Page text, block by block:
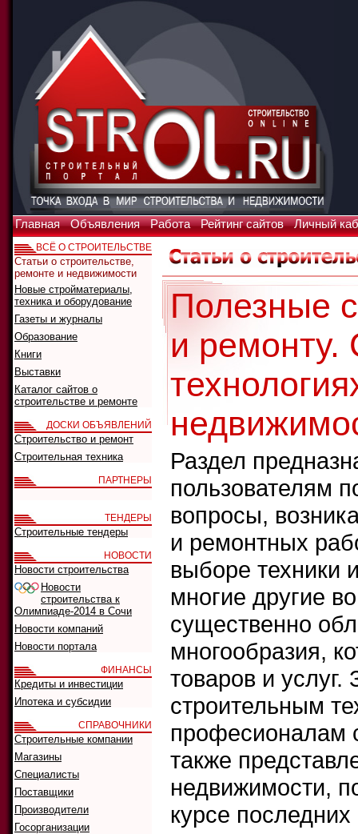
Главная Объявления Работа Рейтинг сайтов Личный
Полезные
и ремонту.
Раздел
пользователям
вопросы,
и ремонтных
выборе
многие другие
существенно
многообразия,
товаров и
строительным
професионалам
также
недвижимости,
курсе
ВСЁ О СТРОИТЕЛЬСТВЕ
Статьи о строительстве,
ремонте и недвижимости
Новые стройматериалы,
техника и оборудование
Газеты и журналы
Образование
Книги
Выставки
Каталог сайтов о
строительстве и ремонте
ДОСКИ ОБЪЯВЛЕНИЙ
Строительство и ремонт
Строительная техника
ПАРТНЕРЫ
ТЕНДЕРЫ
Строительные тендеры
НОВОСТИ
Новости строительства
Новости
строительства к
Олимпиаде-2014 в Сочи
Новости компаний
Новости портала
ФИНАНСЫ
Кредиты и инвестиции
Ипотека и субсидии
СПРАВОЧНИКИ
Строительные компании
Магазины
Специалисты
Поставщики
Производители
Госорганизации